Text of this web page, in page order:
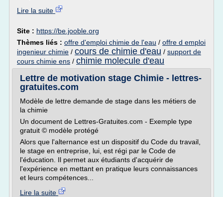
Lire la suite
Site : https://be.jooble.org
Thèmes liés : offre d'emploi chimie de l'eau / offre d emploi
ingenieur chimie / cours de chimie d'eau / support de
cours chimie ens / chimie molecule d'eau
Lettre de motivation stage Chimie - lettres-
gratuites.com
Modèle de lettre demande de stage dans les métiers de
la chimie
Un document de Lettres-Gratuites.com - Exemple type
gratuit © modèle protégé
Alors que l'alternance est un dispositif du Code du travail,
le stage en entreprise, lui, est régi par le Code de
l'éducation. Il permet aux étudiants d'acquérir de
l'expérience en mettant en pratique leurs connaissances
et leurs compétences...
Lire la suite